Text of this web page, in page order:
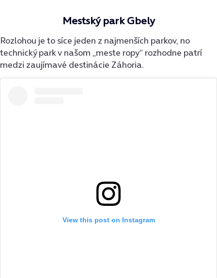
Mestský park Gbely
Rozlohou je to síce jeden z najmenších parkov, no
technický park v našom „meste ropy“ rozhodne patrí
medzi zaujímavé destinácie Záhoria.
View this post on Instagram